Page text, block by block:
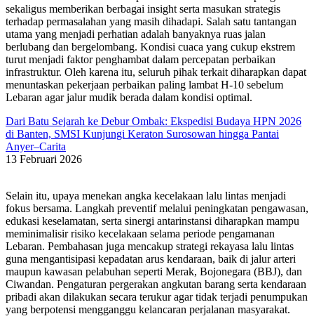
sekaligus memberikan berbagai insight serta masukan strategis
terhadap permasalahan yang masih dihadapi. Salah satu tantangan
utama yang menjadi perhatian adalah banyaknya ruas jalan
berlubang dan bergelombang. Kondisi cuaca yang cukup ekstrem
turut menjadi faktor penghambat dalam percepatan perbaikan
infrastruktur. Oleh karena itu, seluruh pihak terkait diharapkan dapat
menuntaskan pekerjaan perbaikan paling lambat H-10 sebelum
Lebaran agar jalur mudik berada dalam kondisi optimal.
Dari Batu Sejarah ke Debur Ombak: Ekspedisi Budaya HPN 2026
di Banten, SMSI Kunjungi Keraton Surosowan hingga Pantai
Anyer–Carita
13 Februari 2026
Selain itu, upaya menekan angka kecelakaan lalu lintas menjadi
fokus bersama. Langkah preventif melalui peningkatan pengawasan,
edukasi keselamatan, serta sinergi antarinstansi diharapkan mampu
meminimalisir risiko kecelakaan selama periode pengamanan
Lebaran. Pembahasan juga mencakup strategi rekayasa lalu lintas
guna mengantisipasi kepadatan arus kendaraan, baik di jalur arteri
maupun kawasan pelabuhan seperti Merak, Bojonegara (BBJ), dan
Ciwandan. Pengaturan pergerakan angkutan barang serta kendaraan
pribadi akan dilakukan secara terukur agar tidak terjadi penumpukan
yang berpotensi mengganggu kelancaran perjalanan masyarakat.